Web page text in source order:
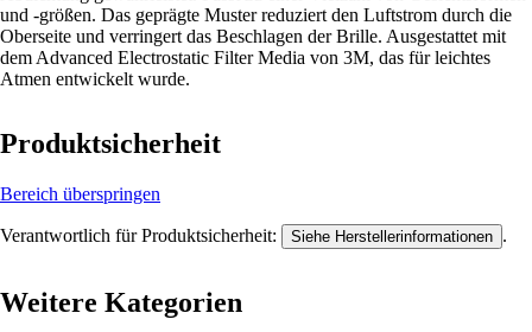
und -größen. Das geprägte Muster reduziert den Luftstrom durch die
Oberseite und verringert das Beschlagen der Brille. Ausgestattet mit
dem Advanced Electrostatic Filter Media von 3M, das für leichtes
Atmen entwickelt wurde.
Produktsicherheit
Bereich überspringen
Verantwortlich für Produktsicherheit: Siehe Herstellerinformationen .
Weitere Kategorien